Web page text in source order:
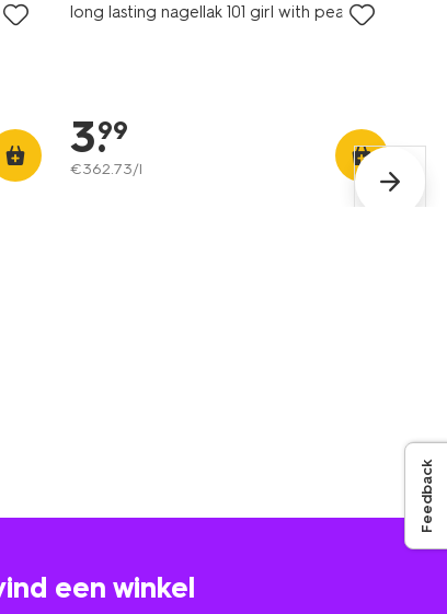
long lasting nagellak 101 girl with pearl
3.
99
€362.73/l
een winkel
Feedback